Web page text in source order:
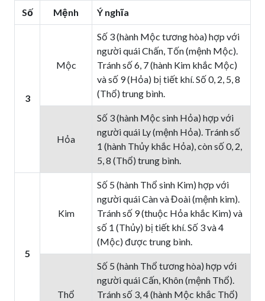
Số Mệnh Ý nghĩa
3
Mộc
Số 3 (hành Mộc tương hòa) hợp với
người quái Chấn, Tốn (mệnh Mộc).
Tránh số 6, 7 (hành Kim khắc Mộc)
và số 9 (Hỏa) bị tiết khí. Số 0, 2, 5, 8
(Thổ) trung bình.
Hỏa
Số 3 (hành Mộc sinh Hỏa) hợp với
người quái Ly (mệnh Hỏa). Tránh số
1 (hành Thủy khắc Hỏa), còn số 0, 2,
5, 8 (Thổ) trung bình.
5
Kim
Số 5 (hành Thổ sinh Kim) hợp với
người quái Càn và Đoài (mệnh kim).
Tránh số 9 (thuộc Hỏa khắc Kim) và
số 1 (Thủy) bị tiết khí. Số 3 và 4
(Mộc) được trung bình.
Thổ
Số 5 (hành Thổ tương hòa) hợp với
người quái Cấn, Khôn (mệnh Thổ).
Tránh số 3, 4 (hành Mộc khắc Thổ)